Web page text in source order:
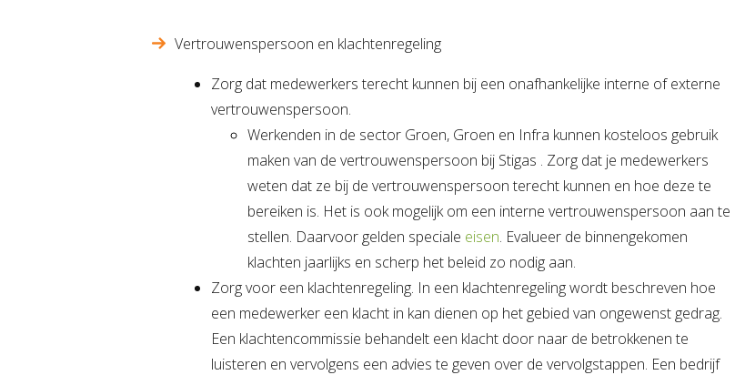
Vertrouwenspersoon en klachtenregeling
Zorg dat medewerkers terecht kunnen bij een onafhankelijke interne of externe
vertrouwenspersoon.
Werkenden in de sector Groen, Groen en Infra kunnen kosteloos gebruik
maken van de vertrouwenspersoon bij Stigas . Zorg dat je medewerkers
weten dat ze bij de vertrouwenspersoon terecht kunnen en hoe deze te
bereiken is. Het is ook mogelijk om een interne vertrouwenspersoon aan te
stellen. Daarvoor gelden speciale eisen. Evalueer de binnengekomen
klachten jaarlijks en scherp het beleid zo nodig aan.
Zorg voor een klachtenregeling. In een klachtenregeling wordt beschreven hoe
een medewerker een klacht in kan dienen op het gebied van ongewenst gedrag.
Een klachtencommissie behandelt een klacht door naar de betrokkenen te
luisteren en vervolgens een advies te geven over de vervolgstappen. Een bedrijf